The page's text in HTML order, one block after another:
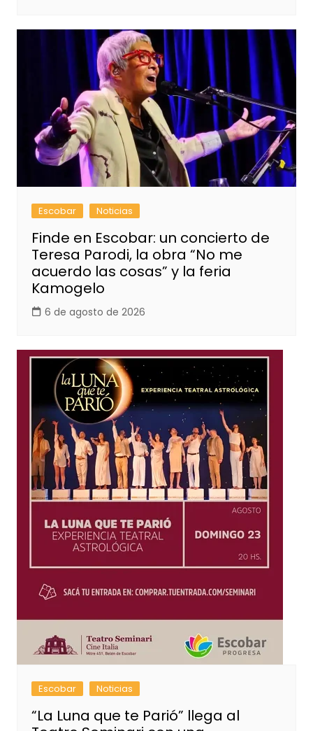
Escobar Noticias
Finde en Escobar: un concierto de
Teresa Parodi, la obra “No me
acuerdo las cosas” y la feria
Kamogelo
6 de agosto de 2026
Escobar Noticias
“La Luna que te Parió” llega al